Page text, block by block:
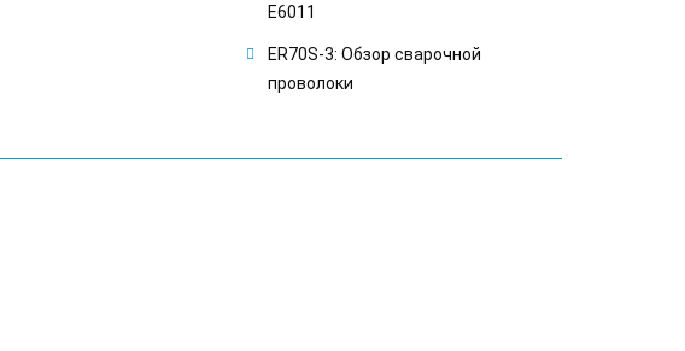
E6011
ER70S-3: Обзор сварочной
проволоки